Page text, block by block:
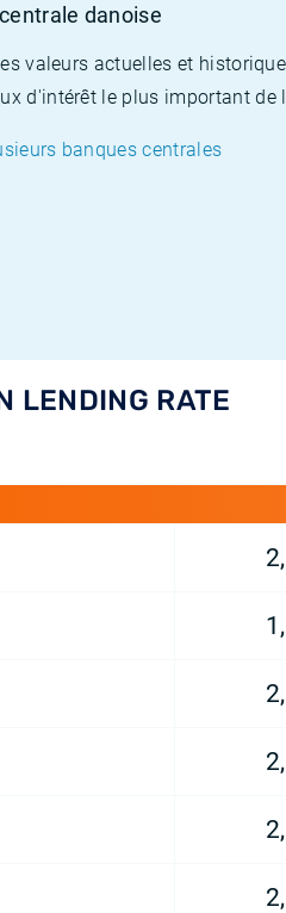
danoise
valeurs actuelles et
d'intérêt le plus important de
banques centrales
LENDING RATE